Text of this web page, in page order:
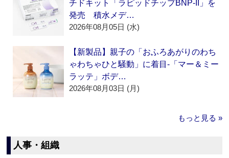
チドキット「ラピッドチップBNP-II」を
発売 積水メデ…
2026年08月05日 (水)
【新製品】親子の「おふろあがりのわち
ゃわちゃひと騒動」に着目‐「マー＆ミー
ラッテ」ボデ…
2026年08月03日 (月)
もっと見る »
人事・組織